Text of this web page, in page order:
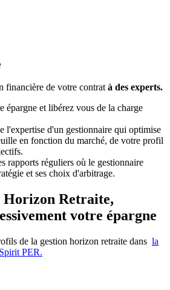
financière de votre contrat à des experts.
épargne et libérez vous de la charge
l'expertise d'un gestionnaire qui optimise
en fonction du marché, de votre profil
rapports réguliers où le gestionnaire
et ses choix d'arbitrage.
Horizon Retraite,
votre épargne
de la gestion horizon retraite dans la
PER.